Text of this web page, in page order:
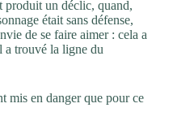
produit un déclic, quand,
était sans défense,
de se faire aimer : cela a
a trouvé la ligne du
mis en danger que pour ce